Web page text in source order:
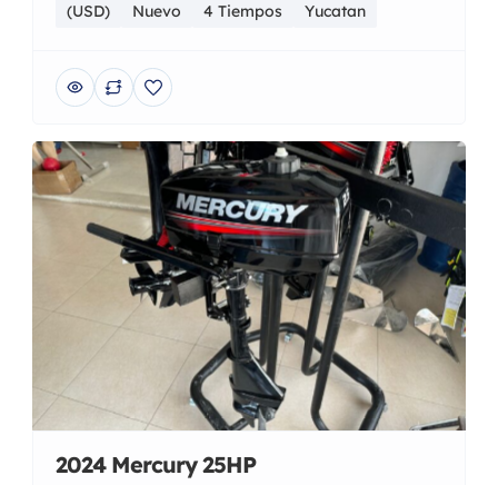
(USD) Nuevo 4 Tiempos Yucatan
2024 Mercury 25HP